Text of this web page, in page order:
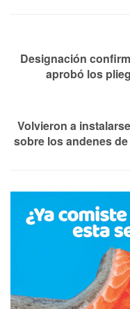
Designación
aprobó los
Volvieron a
sobre los andenes